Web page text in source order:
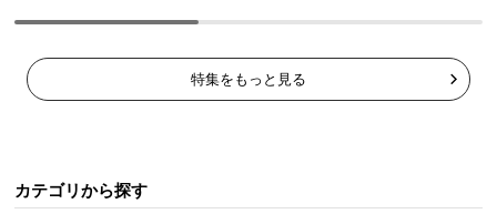
するフェルトが付属しています。
特集をもっと見る
カテゴリから探す